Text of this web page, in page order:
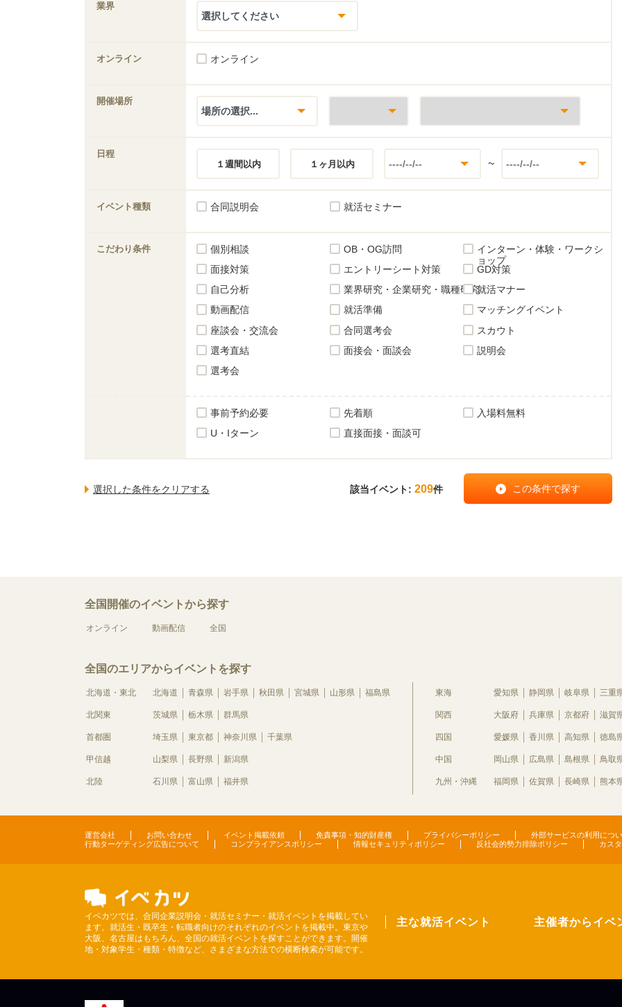
業界
オンライン オンライン
開催場所
日程
１週間以内
１ヶ月以内 ~
イベント種類 合同説明会 就活セミナー
こだわり条件 個別相談 OB・OG訪問
インターン・体験・ワークシ
ョップ
面接対策
エントリーシート対策
GD対策
自己分析
業界研究・企業研究・職種研究就活マナー
動画配信
就活準備
マッチングイベント
座談会・交流会
合同選考会
スカウト
選考直結
面接会・面談会
説明会
選考会
事前予約必要 先着順
入場料無料
U・Iターン
直接面接・面談可
該当イベント: 209件
全国開催のイベントから探す
オンライン 動画配信 全国
全国のエリアからイベントを探す
北海道・東北 北海道 青森県 岩手県 秋田県 宮城県 山形県 福島県
北関東 茨城県 栃木県 群馬県
首都圏 埼玉県 東京都 神奈川県 千葉県
甲信越 山梨県 長野県 新潟県
北陸 石川県 富山県 福井県
東海 愛知県 静岡県 岐阜県 三重
関西 大阪府 兵庫県 京都府 滋賀
四国 愛媛県 香川県 高知県 徳島
中国 岡山県 広島県 島根県 鳥取
九州・沖縄 福岡県 佐賀県 長崎県 熊本
運営会社 お問い合わせ イベント掲載依頼 免責事項・知的財産権 プライバシーポリシー
外部サービスの利用につ
行動ターゲティング広告について
コンプライアンスポリシー 情報セキュリティポリシー 反社会的勢力排除ポリシー カス
イベカツでは、合同企業説明会・就活セミナー・就活イベントを掲載してい
ます。就活生・既卒生・転職者向けのそれぞれのイベントを掲載中。東京や
大阪、名古屋はもちろん、全国の就活イベントを探すことができます。開催
地・対象学生・種類・特徴など、さまざまな方法での横断検索が可能です。
主な就活イベント 主催者からイベ